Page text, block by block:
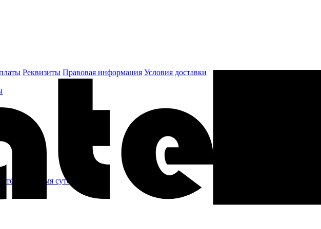
Реквизиты Правовая информация Условия доставки
время суток